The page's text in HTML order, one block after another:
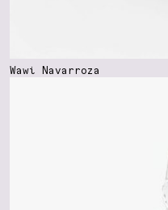
Wawi Navarroza